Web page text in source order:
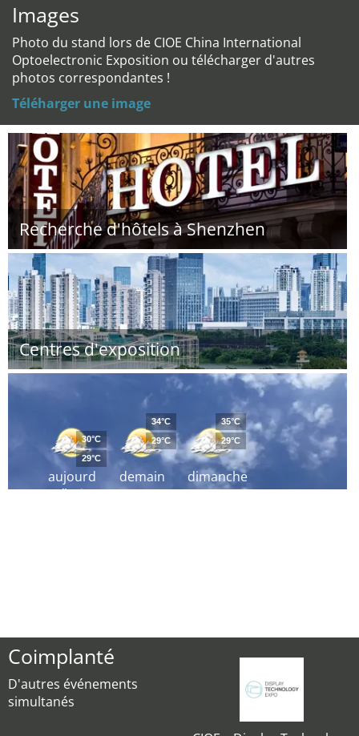
Images
Photo du stand lors de CIOE China International
Optoelectronic Exposition ou télécharger d'autres
photos correspondantes !
Téléharger une image
Recherche d'hôtels à Shenzhen
Centres d'exposition
aujourd
´hui
30°C
29°C
demain
34°C
29°C
dimanche
35°C
29°C
Coimplanté
D'autres événements
simultanés